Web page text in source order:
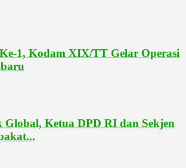
1, Kodam XIX/TT Gelar Operasi
Global, Ketua DPD RI dan Sekjen